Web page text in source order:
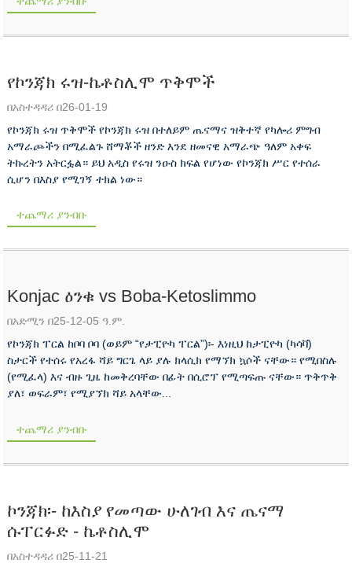
የኮንጃክ ሩዝ-ኬቶስሊሞ ጥቅሞች
በአስተዳዳሪ በ26-01-19
የኮንጃክ ሩዝ ጥቅሞች የኮንጃክ ሩዝ በተለይም ጤናማና ዝቅተኛ የካሎሪ ምግብ
አማራጮችን በሚፈልጉ ሸማቾች ዘንድ እንደ ዘመናዊ አማራጭ ዓለም አቀፍ
ትኩረትን አትርፏል። ይህ አዲስ የሩዝ ንዑስ ክፍል የሆነው የኮንጃክ ሥር የተሰራ
ሲሆን በእስያ የሚገኝ ተክል ነው።
ተጨማሪ ያንብቡ
Konjac ዕንቁ vs Boba-Ketoslimmo
በአድሚን በ25-12-05 ዓ.ም.
የኮንጃክ ፐርል ከቦባ ቦባ (ወይም “የታፒዮካ ፐርል”)፡- እነዚህ ከታፒዮካ (ካሳቫ)
ስታርች የተሰሩ የአረፋ ሻይ ግርጌ ላይ ያሉ ክላሲክ የማኘክ ኳሶች ናቸው። የሚበስሉ
(የሚፈላ) እና ብዙ ጊዜ ከመቅረባቸው በፊት በሲሮፕ የሚጣፍጡ ናቸው። ጥቅጥቅ
ያለ፣ ወፍራም፣ የሚያኘክ ሻይ አላቸው...
ተጨማሪ ያንብቡ
ኮንጃክ፡- ከእስያ የመጣው ሁለገብ እና ጤናማ
ሱፐርፉድ - ኬቶስሊሞ
በአስተዳዳሪ በ25-11-21